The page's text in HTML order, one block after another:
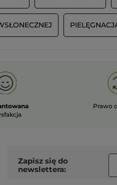
Prawo
Zapisz się do
newslettera: